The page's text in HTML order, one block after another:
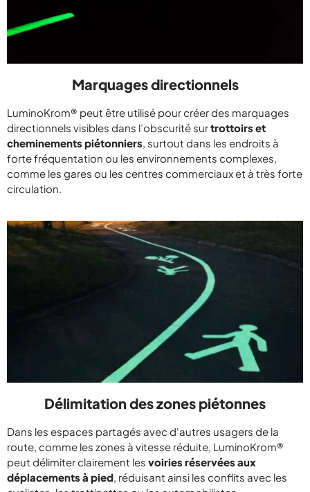
Marquages directionnels
LuminoKrom® peut être utilisé pour créer des marquages
directionnels visibles dans l’obscurité surtrottoirs et
cheminements piétonniers, surtout dans les endroits à
forte fréquentation ou les environnements complexes,
comme les gares ou les centres commerciaux et à très forte
circulation.
Délimitation des zones piétonnes
Dans les espaces partagés avec d'autres usagers de la
route, comme les zones à vitesse réduite, LuminoKrom®
peut délimiter clairement les voiries réservées aux
déplacements à pied, réduisant ainsi les conflits avec les